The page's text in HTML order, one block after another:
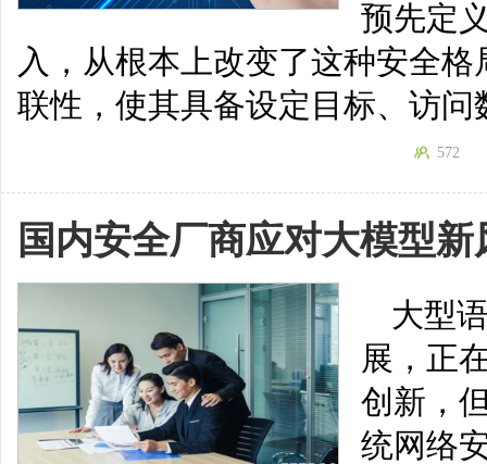
预先定
入，从根本上改变了这种安全
联性，使其具备设定目标、访
572
国内安全厂商应对大模型
大型
展，正
创新，
统网络